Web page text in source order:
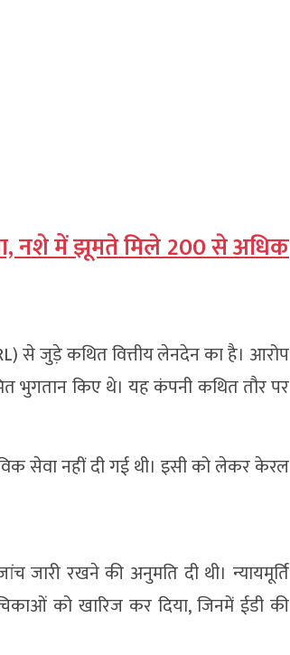
नशे में झूमते मिले 200 से अधिक
से जुड़े कथित वित्तीय लेनदेन का है। आरोप
भुगतान किए थे। यह कंपनी कथित तौर पर
सेवा नहीं दी गई थी। इसी को लेकर केरल
जारी रखने की अनुमति दी थी। न्यायमूर्ति
को खारिज कर दिया, जिनमें ईडी की